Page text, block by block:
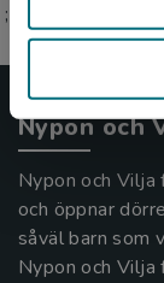
;
Nypon och
Nypon och
och öppnar
såväl barn som
Nypon och